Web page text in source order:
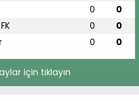
0 0
0 0
0 0
için tıklayın